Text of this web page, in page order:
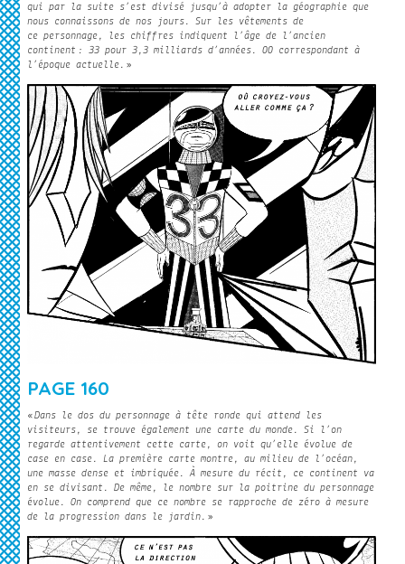
qui par la suite s’est divisé jusqu’à adopter la géographie que
nous connaissons de nos jours. Sur les vêtements de
ce personnage, les chiffres indiquent l’âge de l’ancien
continent : 33 pour 3,3 milliards d’années. 00 correspondant à
l’époque actuelle. »
PAGE 160
«Dans le dos du personnage à tête ronde qui attend les
visiteurs, se trouve également une carte du monde. Si l’on
regarde attentivement cette carte, on voit qu’elle évolue de
case en case. La première carte montre, au milieu de l’océan,
une masse dense et imbriquée. À mesure du récit, ce continent va
en se divisant. De même, le nombre sur la poitrine du personnage
évolue. On comprend que ce nombre se rapproche de zéro à mesure
de la progression dans le jardin. »